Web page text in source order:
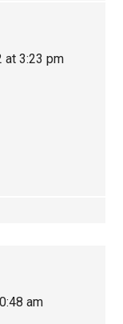
at 3:23 pm
am